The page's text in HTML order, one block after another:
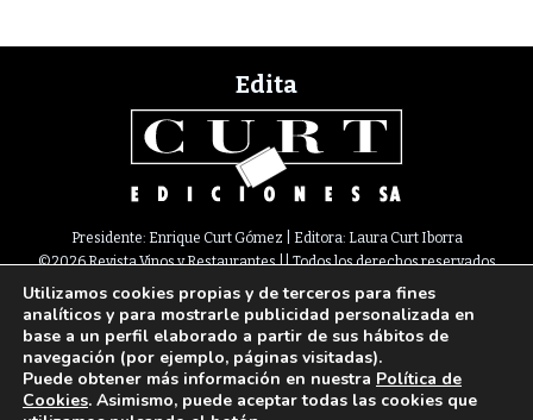
Edita
Presidente: Enrique Curt Gómez | Editora: Laura Curt Iborra
©2026 Revista Vinos y Restaurantes || Todos los derechos reservados
Newsletter Nota legal Política de Cookies Suscripción
Contacto
Paseo de Gracia, 63. 1º 2ª. 08008 Barcelona |933 180 101¦ Fax 933 183 505
Select Language ▼
Utilizamos cookies propias y de terceros para fines
analíticos y para mostrarle publicidad personalizada en
base a un perfil elaborado a partir de sus hábitos de
navegación (por ejemplo, páginas visitadas).
Puede obtener más información en nuestra Política de
Cookies. Asimismo, puede aceptar todas las cookies que